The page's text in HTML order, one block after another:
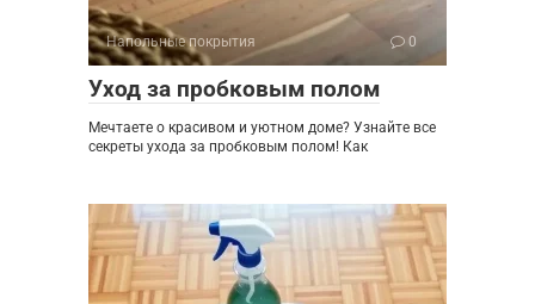
Напольные покрытия 0
Уход за пробковым полом
Мечтаете о красивом и уютном доме? Узнайте все
секреты ухода за пробковым полом! Как